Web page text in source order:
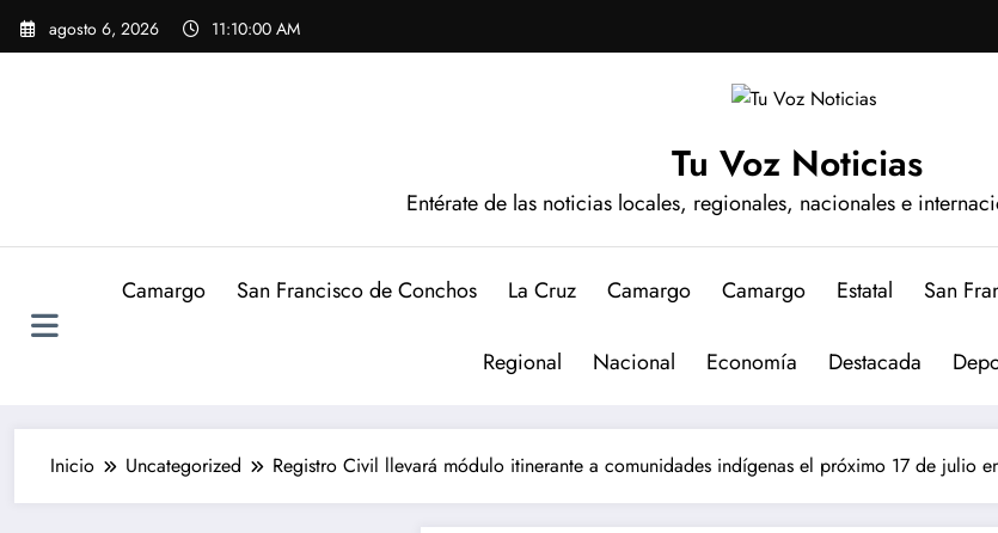
Saltar
agosto 6, 2026 11:10:01 AM
Tu Voz Noticias
Entérate de las noticias locales, regionales, nacionales e
Camargo San Francisco de Conchos La Cruz Camargo Camargo Estatal San
Regional Nacional Economía Destacada
Inicio Uncategorized Registro Civil llevará módulo itinerante a comunidades indígenas el próximo 17 de julio